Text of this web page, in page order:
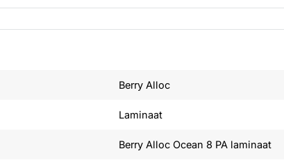
Berry Alloc
Laminaat
Berry Alloc Ocean 8 PA laminaat